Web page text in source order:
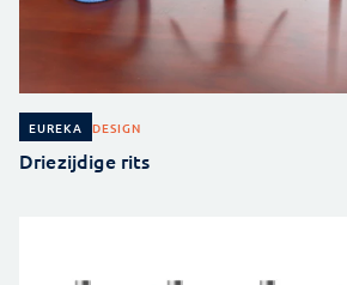
EUREKA DESIGN
Driezijdige rits